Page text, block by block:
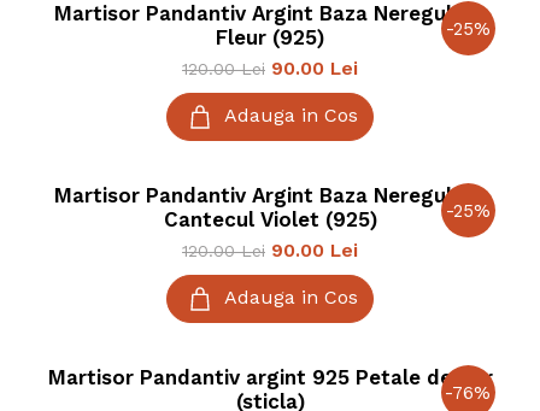
-25%
Martisor Pandantiv Argint Baza Neregulata
Fleur (925)
120.00 Lei 90.00 Lei
Adauga in Cos
-25%
Martisor Pandantiv Argint Baza Neregulata
Cantecul Violet (925)
120.00 Lei 90.00 Lei
Adauga in Cos
-76%
Martisor Pandantiv argint 925 Petale de Cer
(sticla)